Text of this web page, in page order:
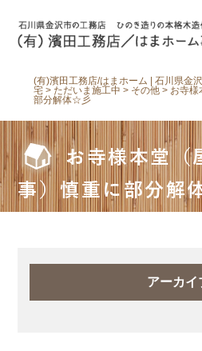
(有)濱田工務店/はまホーム | 石川県金
宅 >ただいま施工中 > その他 > お寺様
部分解体☆彡
お寺様本堂（
事）慎重に部分解
アーカイ